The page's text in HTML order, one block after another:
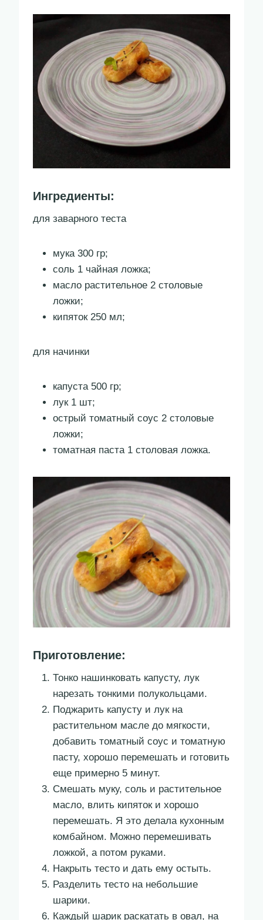
Ингредиенты:
для заварного теста
мука 300 гр;
соль 1 чайная ложка;
масло растительное 2 столовые
ложки;
кипяток 250 мл;
для начинки
капуста 500 гр;
лук 1 шт;
острый томатный соус 2 столовые
ложки;
томатная паста 1 столовая ложка.
Приготовление:
Тонко нашинковать капусту, лук
нарезать тонкими полукольцами.
Поджарить капусту и лук на
растительном масле до мягкости,
добавить томатный соус и томатную
пасту, хорошо перемешать и готовить
еще примерно 5 минут.
Смешать муку, соль и растительное
масло, влить кипяток и хорошо
перемешать. Я это делала кухонным
комбайном. Можно перемешивать
ложкой, а потом руками.
Накрыть тесто и дать ему остыть.
Разделить тесто на небольшие
шарики.
Каждый шарик раскатать в овал, на